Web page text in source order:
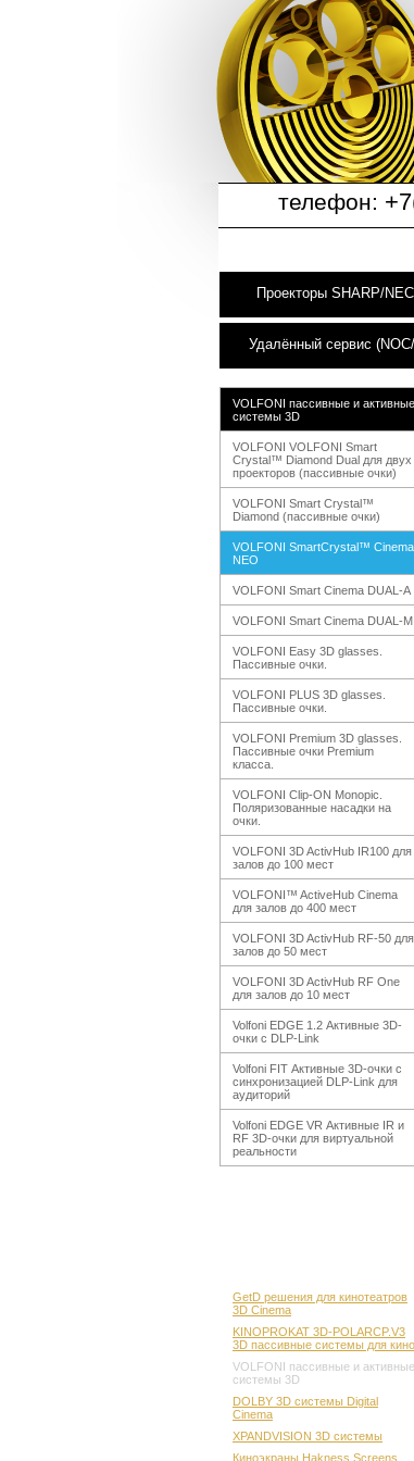
телефон:
Проекторы SHARP/
Удалённый сервис
VOLFONI пассивные и активные
системы 3D
VOLFONI VOLFONI Smart
Crystal™ Diamond Dual для двух
проекторов (пассивные очки)
VOLFONI Smart Crystal™
Diamond (пассивные очки)
VOLFONI SmartCrystal™ Cinema
NEO
VOLFONI Smart Cinema DUAL-A
VOLFONI Smart Cinema DUAL-M
VOLFONI Easy 3D glasses.
Пассивные очки.
VOLFONI PLUS 3D glasses.
Пассивные очки.
VOLFONI Premium 3D glasses.
Пассивные очки Premium
класса.
VOLFONI Clip-ON Monopic.
Поляризованные насадки на
очки.
VOLFONI 3D ActivHub IR100 для
залов до 100 мест
VOLFONI™ ActiveHub Cinema
для залов до 400 мест
VOLFONI 3D ActivHub RF-50 для
залов до 50 мест
VOLFONI 3D ActivHub RF One
для залов до 10 мест
Volfoni EDGE 1.2 Активные 3D-
очки с DLP-Link
Volfoni FIT Активные 3D-очки с
синхронизацией DLP-Link для
аудиторий
Volfoni EDGE VR Активные IR и
RF 3D-очки для виртуальной
реальности
GetD решения для кинотеатров
3D Cinema
KINOPROKAT 3D-POLARCP.V3
3D пассивные системы для кино
VOLFONI пассивные и активные
системы 3D
DOLBY 3D системы Digital
Cinema
XPANDVISION 3D системы
Киноэкраны Hakness Screens